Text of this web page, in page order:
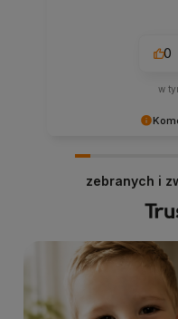
0
w
zebranych i